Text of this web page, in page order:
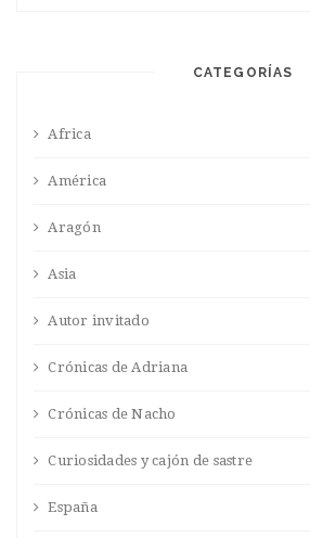
CATEGORÍAS
Africa
América
Aragón
Asia
Autor invitado
Crónicas de Adriana
Crónicas de Nacho
Curiosidades y cajón de sastre
España